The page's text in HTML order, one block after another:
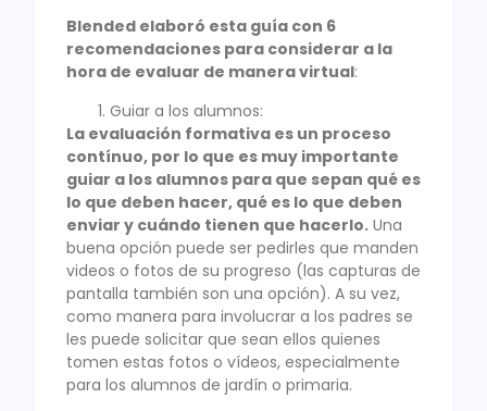
Blended elaboró esta guía con 6
recomendaciones para considerar a la
hora de evaluar de manera virtual:
Guiar a los alumnos:
La evaluación formativa es un proceso
contínuo, por lo que es muy importante
guiar a los alumnos para que sepan qué es
lo que deben hacer, qué es lo que deben
enviar y cuándo tienen que hacerlo. Una
buena opción puede ser pedirles que manden
videos o fotos de su progreso (las capturas de
pantalla también son una opción). A su vez,
como manera para involucrar a los padres se
les puede solicitar que sean ellos quienes
tomen estas fotos o vídeos, especialmente
para los alumnos de jardín o primaria.